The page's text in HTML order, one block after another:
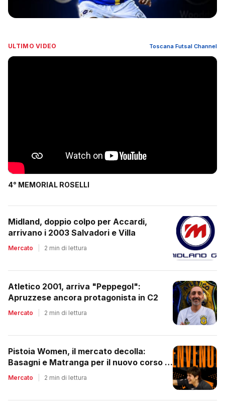
ULTIMO VIDEO Toscana Futsal Channel
4° MEMORIAL ROSELLI
Midland, doppio colpo per Accardi,
arrivano i 2003 Salvadori e Villa
Mercato 2 min di lettura
Atletico 2001, arriva "Peppegol":
Apruzzese ancora protagonista in C2
Mercato 2 min di lettura
Pistoia Women, il mercato decolla:
Basagni e Matranga per il nuovo corso di
Nico Lami
Mercato 2 min di lettura